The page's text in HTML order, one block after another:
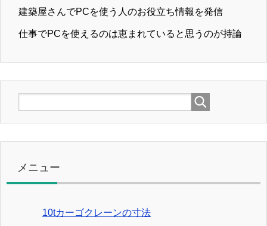
建築屋さんでPCを使う人のお役立ち情報を発信
仕事でPCを使えるのは恵まれていると思うのが持論
メニュー
10tカーゴクレーンの寸法